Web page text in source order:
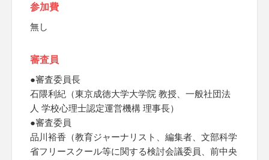
参加費
無し
審査員
●審査委員長
石隈利紀（東京成徳大学大学院 教授、一般社団法
人 学校心理士認定運営機構 理事長）
●審査委員
品川裕香（教育ジャーナリスト、編集者、文部科学
省フリースクール等に関する検討会議委員、前中央